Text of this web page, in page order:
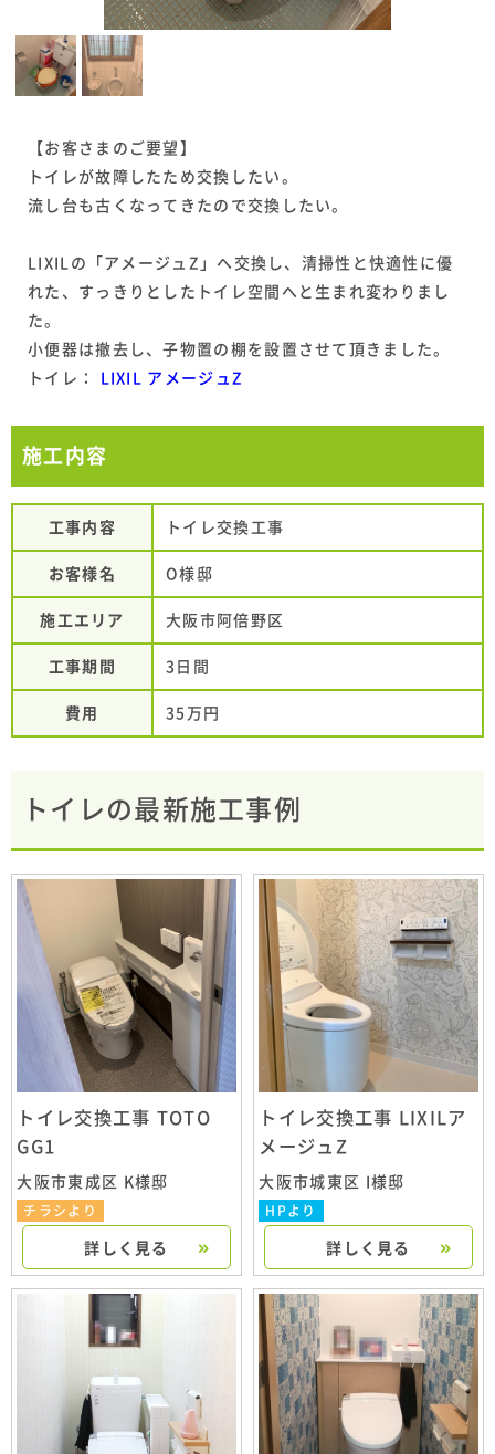
【お客さまのご要望】
トイレが故障したため交換したい。
流し台も古くなってきたので交換したい。
LIXILの「アメージュZ」へ交換し、清掃性と快適性に優
れた、すっきりとしたトイレ空間へと生まれ変わりまし
た。
小便器は撤去し、子物置の棚を設置させて頂きました。
トイレ：
LIXIL アメージュZ
施工内容
工事内容 トイレ交換工事
お客様名 O様邸
施工エリア 大阪市阿倍野区
工事期間 3日間
費用 35万円
トイレの最新施工事例
トイレ交換工事 TOTO
GG1
大阪市東成区 K様邸
チラシより
詳しく見る
トイレ交換工事 LIXILア
メージュZ
大阪市城東区 I様邸
HPより
詳しく見る